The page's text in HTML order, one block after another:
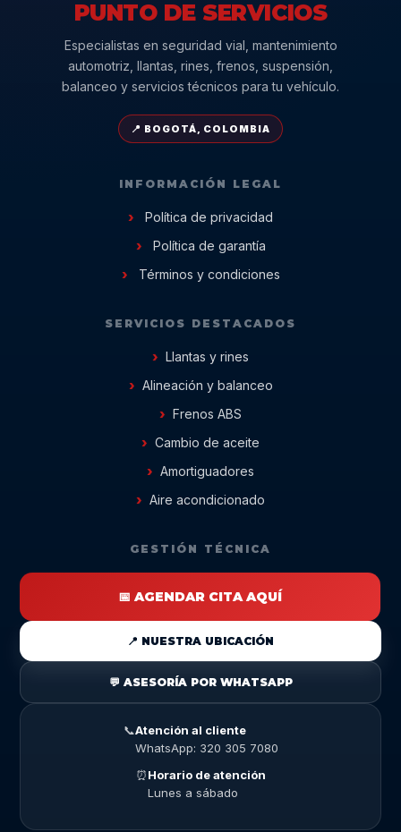
PUNTO DE SERVICIOS
Especialistas en seguridad vial, mantenimiento
automotriz, llantas, rines, frenos, suspensión,
balanceo y servicios técnicos para tu vehículo.
📍 BOGOTÁ, COLOMBIA
INFORMACIÓN LEGAL
Política de privacidad
Política de garantía
Términos y condiciones
SERVICIOS DESTACADOS
Llantas y rines
Alineación y balanceo
Frenos ABS
Cambio de aceite
Amortiguadores
Aire acondicionado
GESTIÓN TÉCNICA
📅 AGENDAR CITA AQUÍ
📍 NUESTRA UBICACIÓN
💬 ASESORÍA POR WHATSAPP
📞Atención al cliente
WhatsApp: 320 305 7080
⏰Horario de atención
Lunes a sábado